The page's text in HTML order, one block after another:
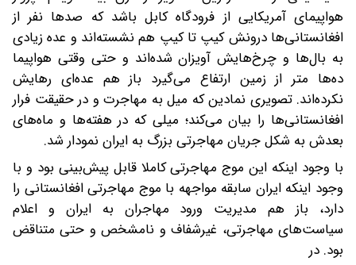
هواپیمای آمریکایی از فرودگاه کابل باشد که صدها نفر از
افغانستانی‌ها درونش کیپ تا کیپ هم نشسته‌اند و عده زیادی
به بال‌ها و چرخ‌هایش آویزان شده‌اند و حتی وقتی هواپیما
ده‌‌ها متر از زمین ارتفاع می‌گیرد باز هم عده‌ای رهایش
نکرده‌اند. تصویری نمادین که میل به مهاجرت و در حقیقت فرار
افغانستانی‌ها را بیان می‌کند؛ میلی که در هفته‌ها و ماه‌های
بعدش به شکل جریان مهاجرتی بزرگ به ایران نمودار شد.
با وجود اینکه این موج مهاجرتی کاملا قابل پیش‌بینی بود و با
وجود اینکه ایران سابقه مواجهه با موج‌ مهاجرتی افغانستانی را
دارد، باز هم مدیریت ورود مهاجران به ایران و اعلام
سیاست‌های مهاجرتی، غیرشفاف و نامشخص و حتی متناقض
بود. در